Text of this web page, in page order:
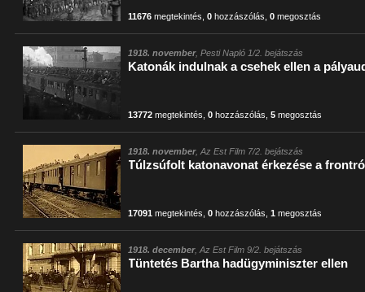
11676 megtekintés ,0 hozzászólás ,0 megosztás
1918. november, Pesti Napló 1/2. bejátszás
Katonák indulnak a csehek ellen a
13772 megtekintés ,0 hozzászólás ,5 megosztás
1918. november, Az Est Film 7/2. bejátszás
Túlzsúfolt katonavonat érkezése a
17091 megtekintés ,0 hozzászólás ,1 megosztás
1918. december, Az Est Film 9/2. bejátszás
Tüntetés Bartha hadügyminiszter ellen